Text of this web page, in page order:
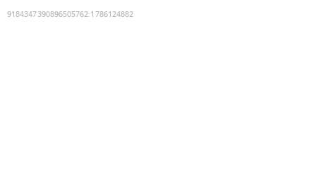
9184347390896505762:1786124882